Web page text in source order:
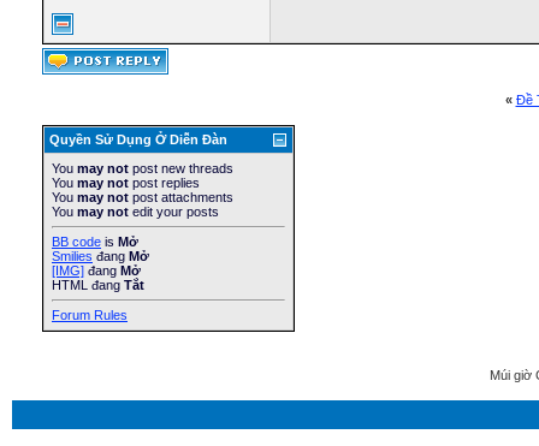
« Ðề
Quyền Sử Dụng Ở Diễn Ðàn
You may not post new threads
You may not post replies
You may not post attachments
You may not edit your posts
BB code is Mở
Smilies đang Mở
[IMG] đang Mở
HTML đang Tắt
Forum Rules
Múi giờ